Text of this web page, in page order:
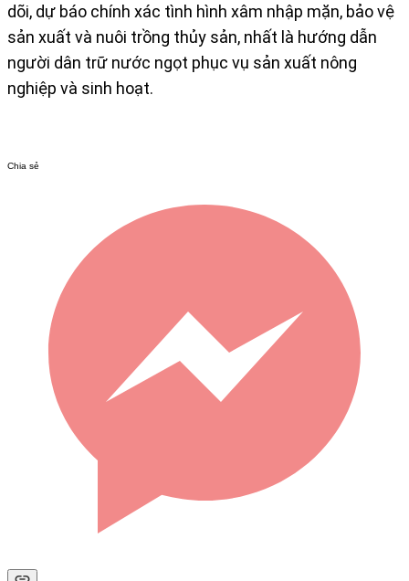
dõi, dự báo chính xác tình hình xâm nhập mặn, bảo vệ
sản xuất và nuôi trồng thủy sản, nhất là hướng dẫn
người dân trữ nước ngọt phục vụ sản xuất nông
nghiệp và sinh hoạt.​​
Chia sẻ